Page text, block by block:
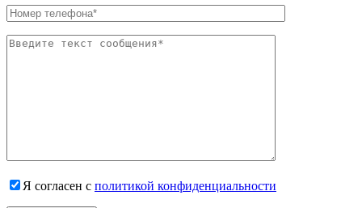
Я согласен с политикой конфиденциальности